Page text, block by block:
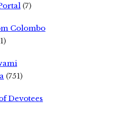
(7)
Colombo
(751)
Devotees